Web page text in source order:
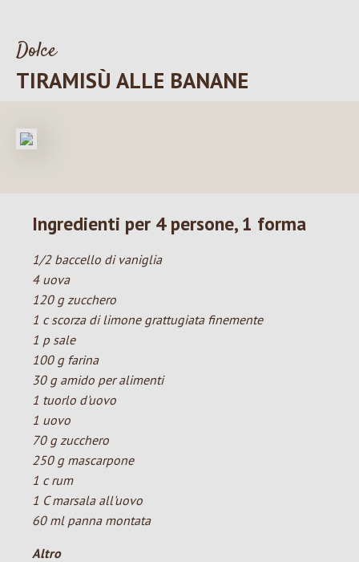
Dolce
TIRAMISÙ ALLE BANANE
Ingredienti per 4 persone, 1 forma
1/2 baccello di vaniglia
4 uova
120 g zucchero
1 c scorza di limone grattugiata finemente
1 p sale
100 g farina
30 g amido per alimenti
1 tuorlo d'uovo
1 uovo
70 g zucchero
250 g mascarpone
1 c rum
1 C marsala all'uovo
60 ml panna montata
Altro